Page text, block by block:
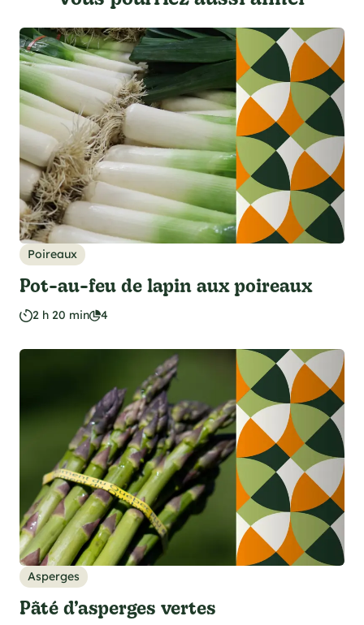
Poireaux
Pot-au-feu de lapin aux poireaux
2 h 20 min 4
Asperges
Pâté d’asperges vertes